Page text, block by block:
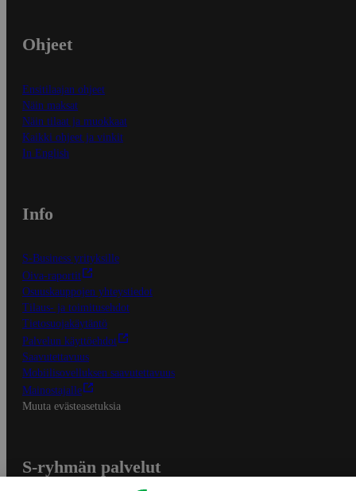
Ohjeet
Ensitilaajan ohjeet
Näin maksat
Näin tilaat ja muokkaat
Kaikki ohjeet ja vinkit
In English
Info
S-Business yrityksille
Oiva-raportit
Osuuskauppojen yhteystiedot
Tilaus- ja toimitusehdot
Tietosuojakäytäntö
Palvelun käyttöehdot
Saavutettavuus
Mobiilisovelluksen saavutettavuus
Mainostajalle
Muuta evästeasetuksia
S-ryhmän palvelut